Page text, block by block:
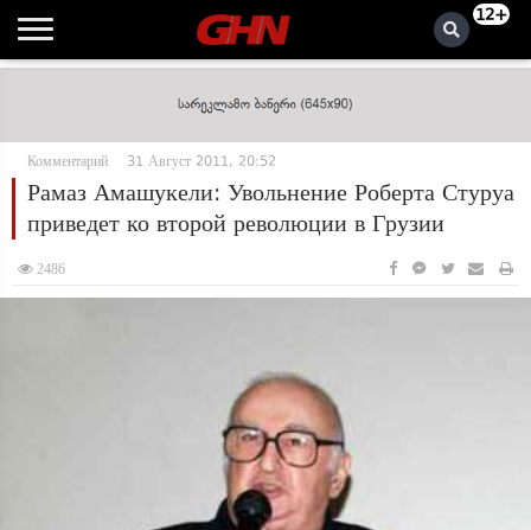
12+
Комментарий 31 Август 2011, 20:52
Рамаз Амашукели: Увольнение Роберта Стуруа
приведет ко второй революции в Грузии
2486